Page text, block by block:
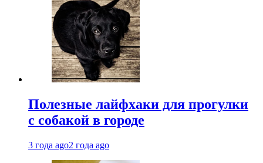
Полезные лайфхаки для прогулки
с собакой в городе
3 года ago2 года ago